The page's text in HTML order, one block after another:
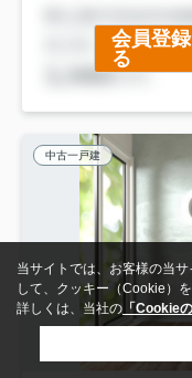
会員登
る
中古一戸建
当サイトでは、お客様の当
して、クッキー（Cookie）を
詳しくは、当社の 「Cookie